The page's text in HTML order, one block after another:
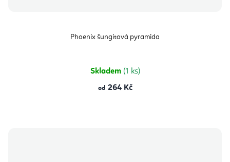
Phoenix šungitová pyramida
Skladem (1 ks)
od 264 Kč